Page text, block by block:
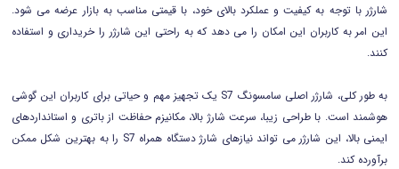
شارژر با توجه به کیفیت و عملکرد بالای خود، با قیمتی مناسب به بازار عرضه می شود.
این امر به کاربران این امکان را می دهد که به راحتی این شارژر را خریداری و استفاده
کنند.
به طور کلی، شارژر اصلی سامسونگ S7 یک تجهیز مهم و حیاتی برای کاربران این گوشی
هوشمند است. با طراحی زیبا، سرعت شارژ بالا، مکانیزم حفاظت از باتری و استانداردهای
ایمنی بالا، این شارژر می تواند نیازهای شارژ دستگاه همراه S7 را به بهترین شکل ممکن
برآورده کند.